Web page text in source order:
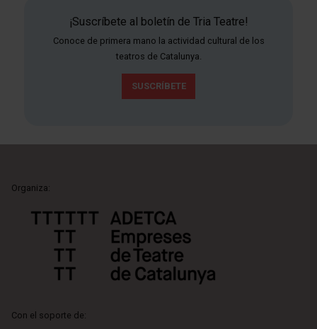
¡Suscríbete al boletín de Tria Teatre!
Conoce de primera mano la actividad cultural de los
teatros de Catalunya.
SUSCRÍBETE
Organiza:
Con el soporte de: